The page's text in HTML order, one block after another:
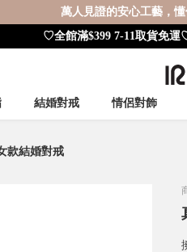
萬人見證的安心工藝，
♡全館滿$399 7-11取貨免運
結婚對戒 情侶對飾
款結婚對戒